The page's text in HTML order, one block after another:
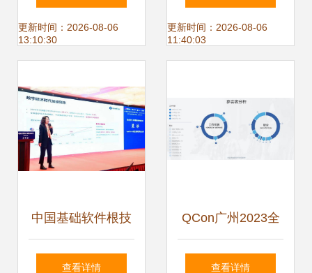
案例发布会 北京软
果的集中展示
更新时间：2026-08-06
13:10:30
解析
更新时间：2026-08-06
11:40:03
中国基础软件根技
术发展白皮书发
查看详情
QCon广州2023全
球软件开发大会 北
查看详情